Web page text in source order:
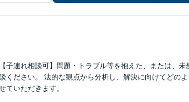
子連れ相談可】問題・トラブル等を抱えた、または、未
ください。 法的な観点から分析し、解決に向けてどの
ていただきます。